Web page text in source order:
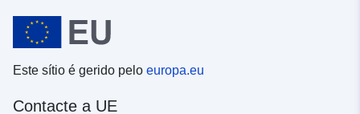
Este sítio é gerido pelo europa.eu
Contacte a UE